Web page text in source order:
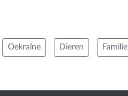
Oekraïne Dieren Familie